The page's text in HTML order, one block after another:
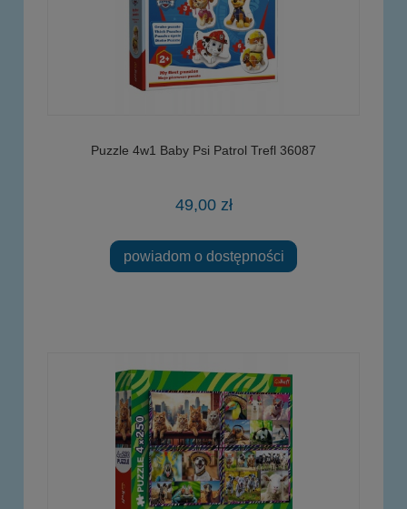
Puzzle 4w1 Baby Psi Patrol Trefl 36087
49,00 zł
powiadom o dostępności